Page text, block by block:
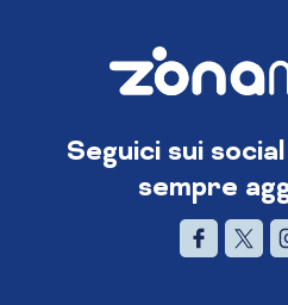
Seguici sui
sempre